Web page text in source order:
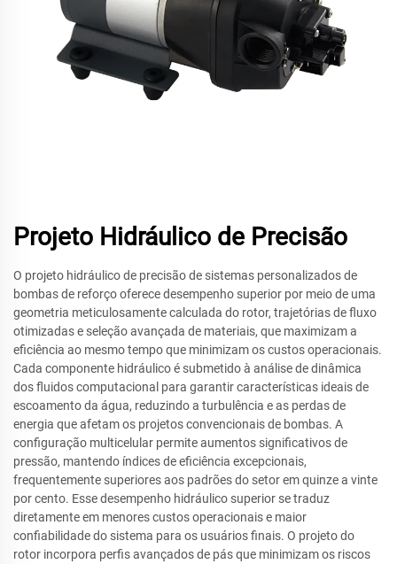
Projeto Hidráulico de Precisão
O projeto hidráulico de precisão de sistemas personalizados de
bombas de reforço oferece desempenho superior por meio de uma
geometria meticulosamente calculada do rotor, trajetórias de fluxo
otimizadas e seleção avançada de materiais, que maximizam a
eficiência ao mesmo tempo que minimizam os custos operacionais.
Cada componente hidráulico é submetido à análise de dinâmica
dos fluidos computacional para garantir características ideais de
escoamento da água, reduzindo a turbulência e as perdas de
energia que afetam os projetos convencionais de bombas. A
configuração multicelular permite aumentos significativos de
pressão, mantendo índices de eficiência excepcionais,
frequentemente superiores aos padrões do setor em quinze a vinte
por cento. Esse desempenho hidráulico superior se traduz
diretamente em menores custos operacionais e maior
confiabilidade do sistema para os usuários finais. O projeto do
rotor incorpora perfis avançados de pás que minimizam os riscos